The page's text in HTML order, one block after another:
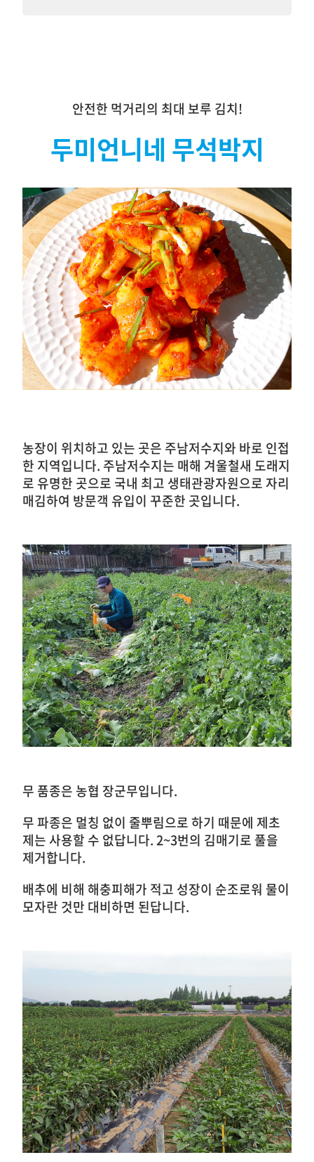
안전한 먹거리의 최대 보루 김치!
두미언니네 무석박지
농장이 위치하고 있는 곳은 주남저수지와 바로 인접
한 지역입니다. 주남저수지는 매해 겨울철새 도래지
로 유명한 곳으로 국내 최고 생태관광자원으로 자리
매김하여 방문객 유입이 꾸준한 곳입니다.
무 품종은 농협 장군무입니다.
무 파종은 멀칭 없이 줄뿌림으로 하기 때문에 제초
제는 사용할 수 없답니다. 2~3번의 김매기로 풀을
제거합니다.
배추에 비해 해충피해가 적고 성장이 순조로워 물이
모자란 것만 대비하면 된답니다.